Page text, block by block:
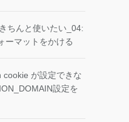
ちんと使いたい_04:
ーマットをかける
cookie が設定できな
設定を